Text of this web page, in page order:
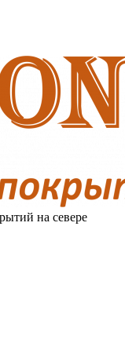
на севере